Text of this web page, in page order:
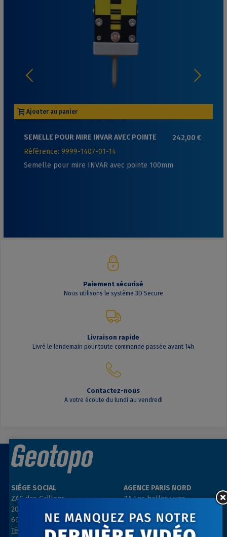
Ajouter au panier
SEMELLE POUR MIRE INVAR AVEC POINTE
100MM
242,00 €
Référence: 9999-1407-01-14
Semelle pour mire INVAR avec pointe 100mm
Paiement sécurisé
Nous utilisons le système 3D Secure
Livraison rapide
Livré le lendemain pour toute commande passée avant 14h
Contactez-nous
A votre écoute du lundi au vendredi
SIÈGE SOCIAL
ZAC des Grillons
208, rue de l’Ancienne Distillerie
69400 GLEIZÉ
Tél : 04 74 69 94 00
AGENCE PARIS NORD
ZA Les belles vues
91290 ARPAJON
Tél : 01 64 55 11 80